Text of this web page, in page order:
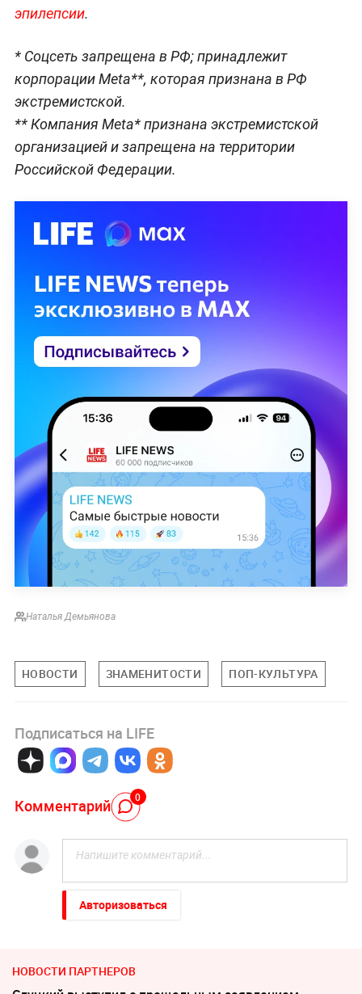
эпилепсии.
* Cоцсеть запрещена в РФ; принадлежит
корпорации Meta**, которая признана в РФ
экстремистской.
** Компания Meta* признана экстремистской
организацией и запрещена на территории
Российской Федерации.
Наталья Демьянова
НОВОСТИ ЗНАМЕНИТОСТИ ПОП-КУЛЬТУРА
Подписаться на LIFE
Комментарий 0
Авторизоваться
НОВОСТИ ПАРТНЕРОВ